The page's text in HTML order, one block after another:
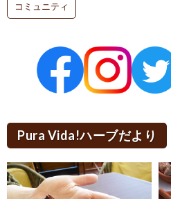
コミュニティ
Pura Vida!ハーブだより